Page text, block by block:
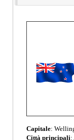
Capitale:
Città principali: